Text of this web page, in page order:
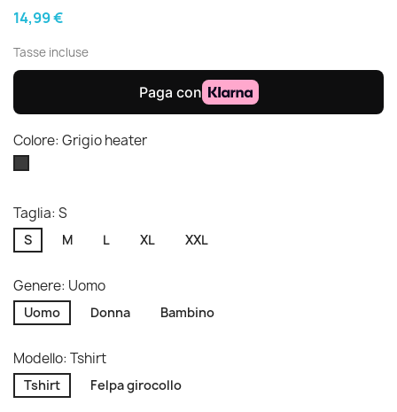
14,99 €
Tasse incluse
Colore: Grigio heater
Taglia: S
S M L XL XXL
Genere: Uomo
Uomo Donna Bambino
Modello: Tshirt
Tshirt Felpa girocollo